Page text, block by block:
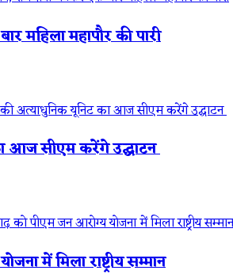
महिला महापौर की पारी
आज सीएम करेंगे उद्घाटन
में मिला राष्ट्रीय सम्मान